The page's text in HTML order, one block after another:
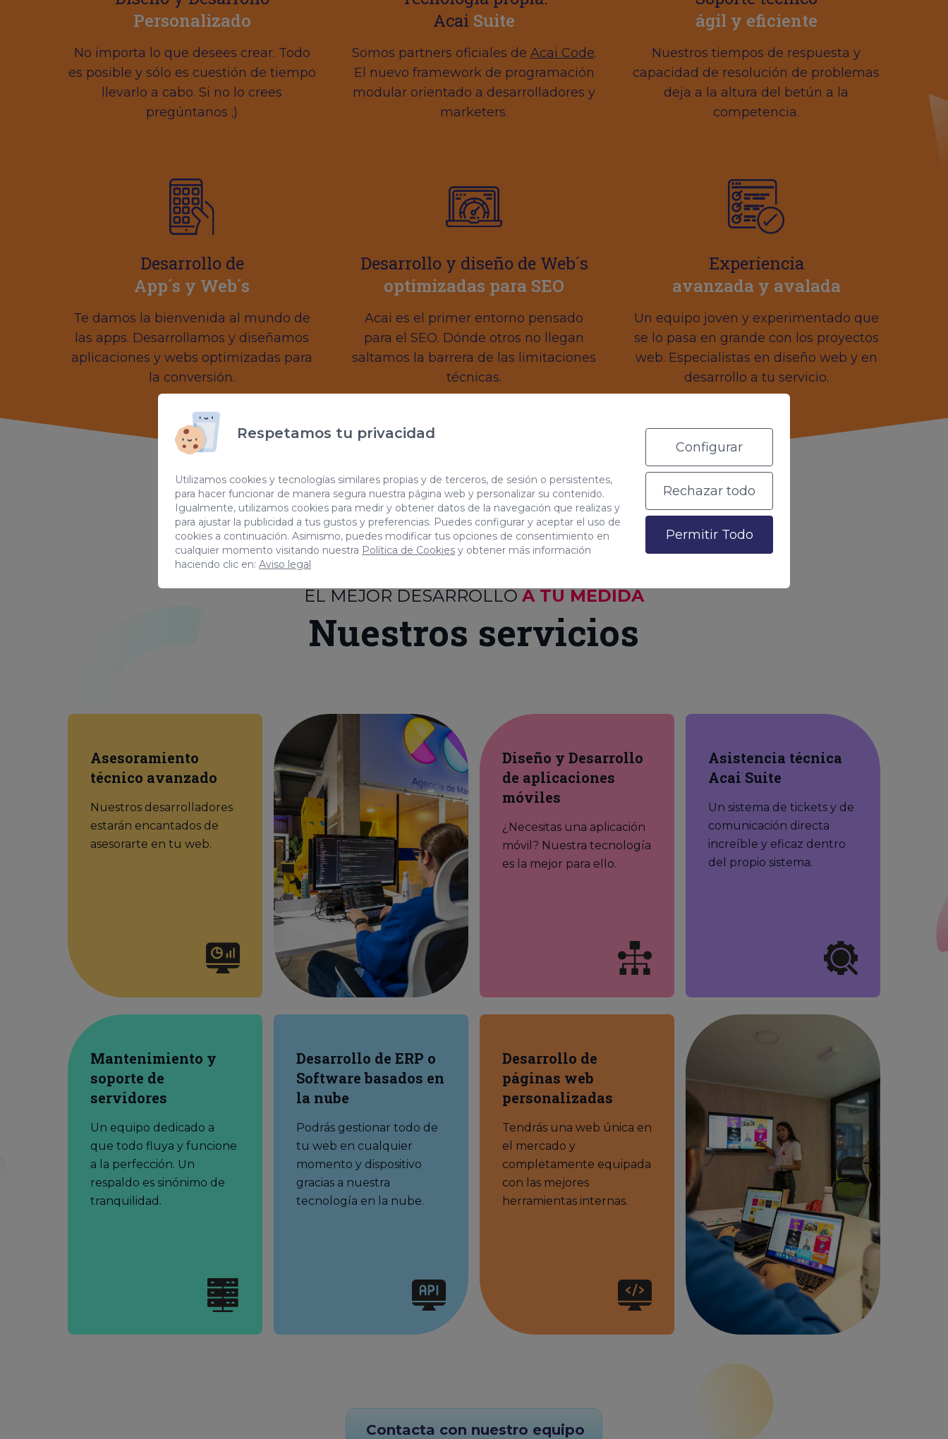
Respetamos tu privacidad
Utilizamos cookies y tecnologías similares propias y de terceros, de sesión o persistentes,
para hacer funcionar de manera segura nuestra página web y personalizar su contenido.
Igualmente, utilizamos cookies para medir y obtener datos de la navegación que realizas y
para ajustar la publicidad a tus gustos y preferencias. Puedes configurar y aceptar el uso de
cookies a continuación. Asimismo, puedes modificar tus opciones de consentimiento en
cualquier momento visitando nuestra Política de Cookies y obtener más información
haciendo clic en: Aviso legal
Configurar
Rechazar todo
Permitir Todo
Personalizado
No importa lo que desees crear. Todo
es posible y sólo es cuestión de tiempo
llevarlo a cabo. Si no lo crees
pregúntanos ;)
Acai Suite
Somos partners oficiales de Acai Code.
El nuevo framework de programación
modular orientado a desarrolladores y
marketers.
ágil y eficiente
Nuestros tiempos de respuesta y
capacidad de resolución de problemas
deja a la altura del betún a la
competencia.
Desarrollo de
App´s y Web´s
Te damos la bienvenida al mundo de
las apps. Desarrollamos y diseñamos
aplicaciones y webs optimizadas para
la conversión.
Desarrollo y diseño de Web´s
optimizadas para SEO
Acai es el primer entorno pensado
para el SEO. Dónde otros no llegan
saltamos la barrera de las limitaciones
técnicas.
Experiencia
avanzada y avalada
Un equipo joven y experimentado que
se lo pasa en grande con los proyectos
web. Especialistas en diseño web y en
desarrollo a tu servicio.
EL MEJOR DESARROLLO A TU MEDIDA
Nuestros servicios
Asesoramiento
técnico avanzado
Nuestros desarrolladores
estarán encantados de
asesorarte en tu web.
Diseño y Desarrollo
de aplicaciones
móviles
¿Necesitas una aplicación
móvil? Nuestra tecnología
es la mejor para ello.
Asistencia técnica
Acai Suite
Un sistema de tickets y de
comunicación directa
increíble y eficaz dentro
del propio sistema.
Mantenimiento y
soporte de
servidores
Un equipo dedicado a
que todo fluya y funcione
a la perfección. Un
respaldo es sinónimo de
tranquilidad.
Desarrollo de ERP o
Software basados en
la nube
Podrás gestionar todo de
tu web en cualquier
momento y dispositivo
gracias a nuestra
tecnología en la nube.
Desarrollo de
páginas web
personalizadas
Tendrás una web única en
el mercado y
completamente equipada
con las mejores
herramientas internas.
Contacta con nuestro equipo